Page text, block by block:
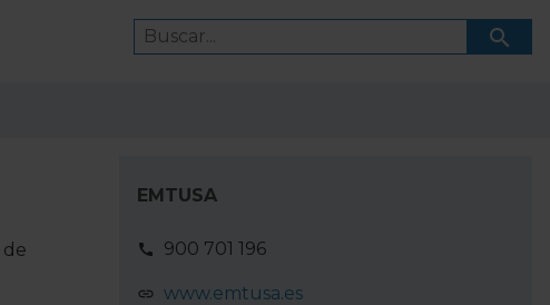
de
EMTUSA
900 701 196
www.emtusa.es